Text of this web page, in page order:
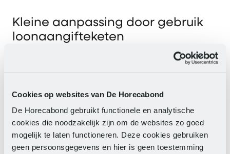
Cookies op websites van De Horecabond
De Horecabond gebruikt functionele en analytische
cookies die noodzakelijk zijn om de websites zo goed
mogelijk te laten functioneren. Deze cookies gebruiken
geen persoonsgegevens en hier is geen toestemming
Kleine aanpassing door gebruik
loonaangifteketen
Werkgevers in de horeca en catering dragen vanaf 1
Belastingdienst automatisch wordt verwerkt, hoeft
dit alleen in het salarispakket te worden ingeregeld.
Impact wijziging op salaris